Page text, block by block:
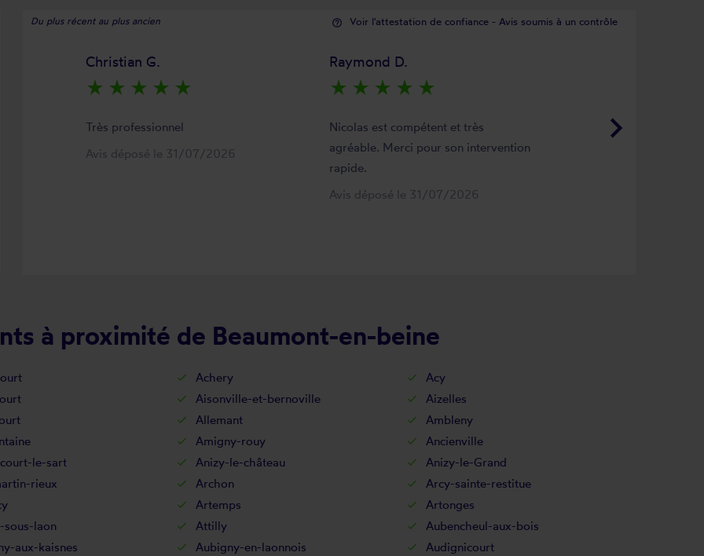
Du plus récent au plus ancien help_outline Voir l'attestation de confiance - Avis soumis à un contrôle
keyboard_arrow_right
Christian G.
star_rate star_rate star_rate star_rate star_rate
Très professionnel
Avis déposé le 31/07/2026
Raymond D.
star_rate star_rate star_rate star_rate star_rate
Nicolas est compétent et très
agréable. Merci pour son intervention
rapide.
Avis déposé le 31/07/2026
à proximité de Beaumont-en-beine
Achery
Acy
Aisonville-et-bernoville
Aizelles
Allemant
Ambleny
Amigny-rouy
Ancienville
le-sart Anizy-le-château
Anizy-le-Grand
rieux Archon
Arcy-sainte-restitue
Artemps
Artonges
sous-laon Attilly
Aubencheul-aux-bois
aux-kaisnes Aubigny-en-laonnois
Audignicourt